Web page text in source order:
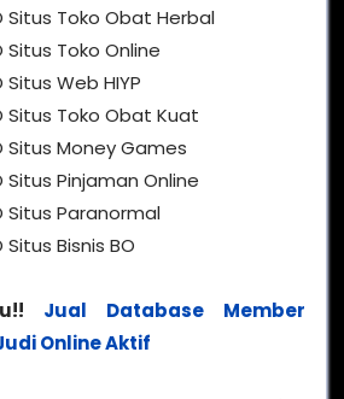
Situs Toko Obat Herbal
Situs Toko Online
Situs Web HIYP
Situs Toko Obat Kuat
Situs Money Games
Situs Pinjaman Online
Situs Paranormal
Situs Bisnis BO
Jual Database Member
Online Aktif